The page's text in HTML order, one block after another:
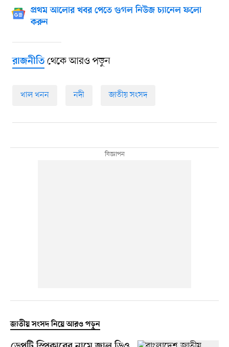
প্রথম আলোর খবর পেতে গুগল নিউজ চ্যানেল ফলো
করুন
রাজনীতিথেকে আরও পড়ুন
খাল খনন নদী জাতীয় সংসদ
জাতীয় সংসদ নিয়ে আরও পড়ুন